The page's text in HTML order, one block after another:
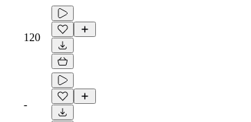
120
-